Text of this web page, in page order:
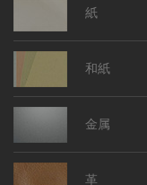
紙
和紙
金属
革